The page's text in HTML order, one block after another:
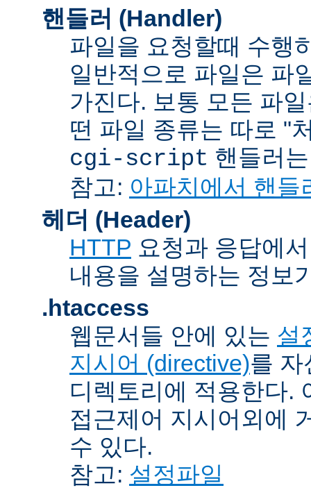
핸들러 (Handler)
파일을 요청할때 수행
일반적으로 파일은 파
가진다. 보통 모든 파
떤 파일 종류는 따로 "
cgi-script 핸들러
참고: 아파치에서 핸들
헤더 (Header)
HTTP 요청과 응답에
내용을 설명하는 정보
.htaccess
웹문서들 안에 있는 설
지시어 (directive)를 자
디렉토리에 적용한다.
접근제어 지시어외에
수 있다.
참고: 설정파일